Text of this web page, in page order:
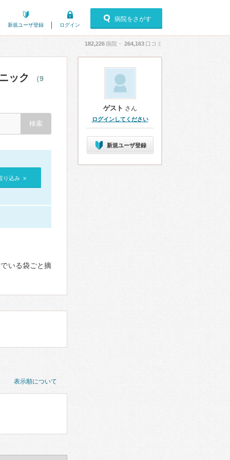
新規ユーザ登録 ログイン
病院をさがす
182,226病院・ 264,163 口コミ
ック （9
り込み »
いる袋ごと摘
表示順について
ゲスト さん
ログインしてください
新規ユーザ登録